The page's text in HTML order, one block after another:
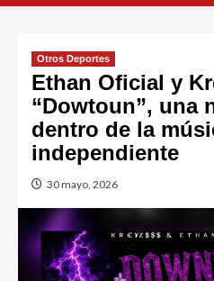
Otros Deportes
Ethan Oficial y
“Dowtoun”, una
dentro de la
independiente
30 mayo, 2026